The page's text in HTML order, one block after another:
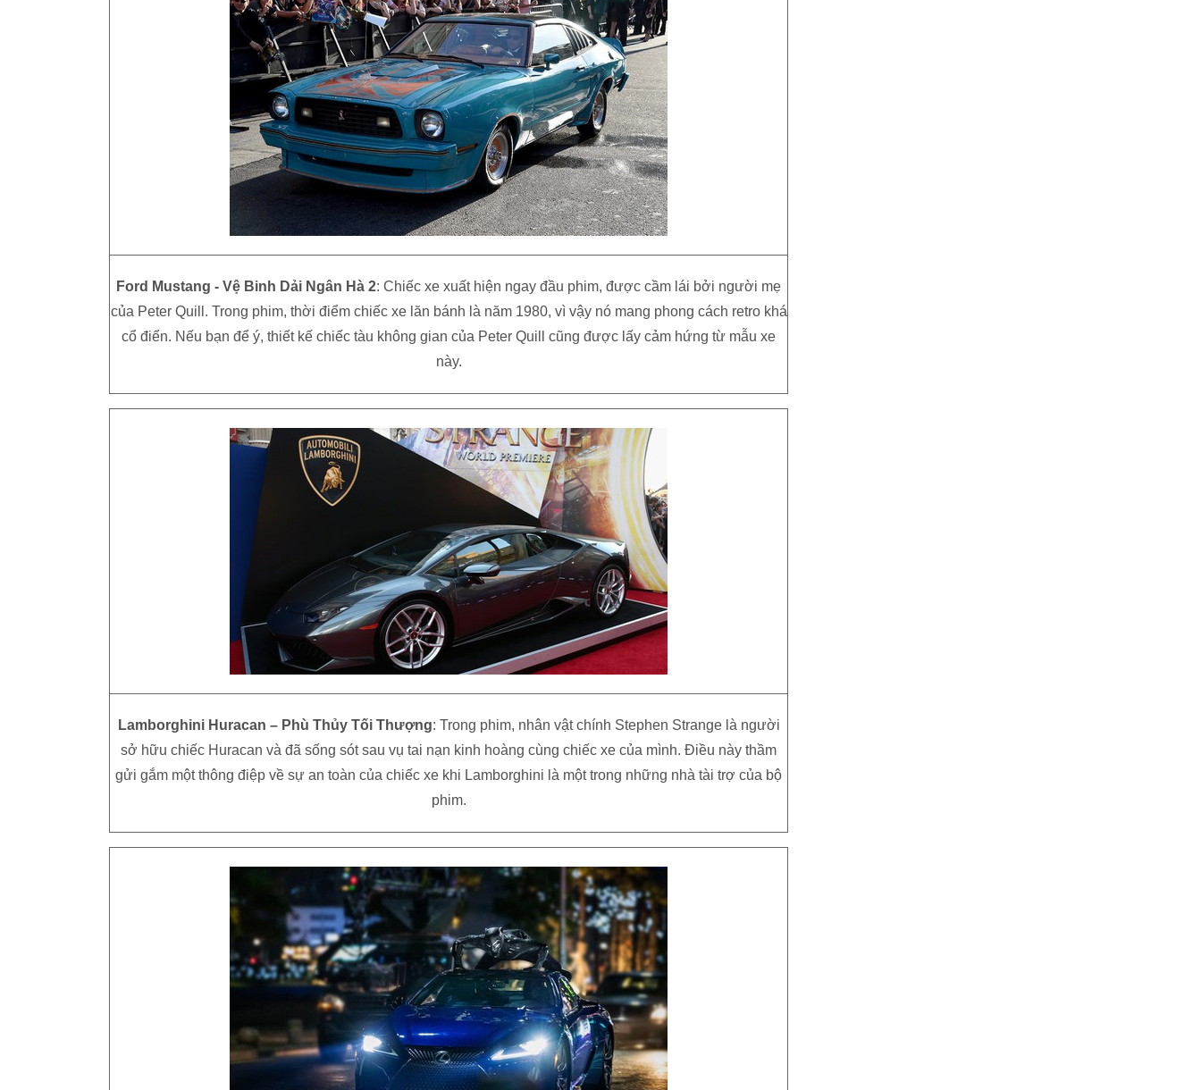
Ford Mustang - Vệ Binh Dải Ngân Hà 2: Chiếc xe xuất hiện ngay đầu phim, được cầm lái bởi người mẹ
của Peter Quill. Trong phim, thời điểm chiếc xe lăn bánh là năm 1980, vì vậy nó mang phong cách retro khá
cổ điển. Nếu bạn để ý, thiết kế chiếc tàu không gian của Peter Quill cũng được lấy cảm hứng từ mẫu xe
này.
Lamborghini Huracan – Phù Thủy Tối Thượng: Trong phim, nhân vật chính Stephen Strange là người
sở hữu chiếc Huracan và đã sống sót sau vụ tai nạn kinh hoàng cùng chiếc xe của mình. Điều này thầm
gửi gắm một thông điệp về sự an toàn của chiếc xe khi Lamborghini là một trong những nhà tài trợ của bộ
phim.